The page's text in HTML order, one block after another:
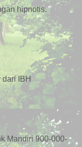
hipnotis.
IBH
Mandiri 900-000-